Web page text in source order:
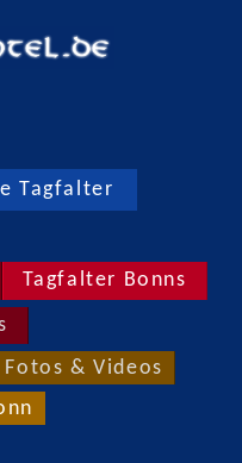
Tagfalter
Tagfalter Bonns
Fotos & Videos